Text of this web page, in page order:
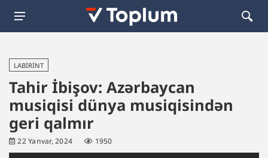
LABIRINT
Tahir İbişov: Azərbaycan
musiqisi dünya musiqisindən
geri qalmır
22 Yanvar, 2024 1950